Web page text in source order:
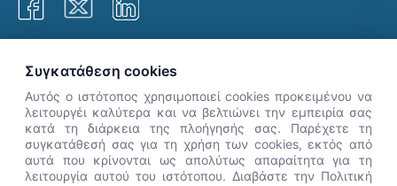
👋 Καλώς ήρθες! Είμαι η Νόησις.
Πες μου πώς μπορώ να σε βοηθήσω
Συγκατάθεση cookies
Αυτός ο ιστότοπος χρησιμοποιεί cookies προκειμένου να
λειτουργέι καλύτερα και να βελτιώνει την εμπειρία σας
κατά τη διάρκεια της πλοήγησής σας. Παρέχετε τη
συγκατάθεσή σας για τη χρήση των cookies, εκτός από
αυτά που κρίνονται ως απολύτως απαραίτητα για τη
λειτουργία αυτού του ιστότοπου. Διαβάστε την Πολιτική